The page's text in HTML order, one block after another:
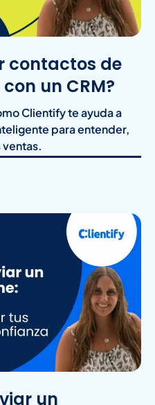
contactos de
un CRM?
Clientify te ayuda a
para entender,
ventas.
un